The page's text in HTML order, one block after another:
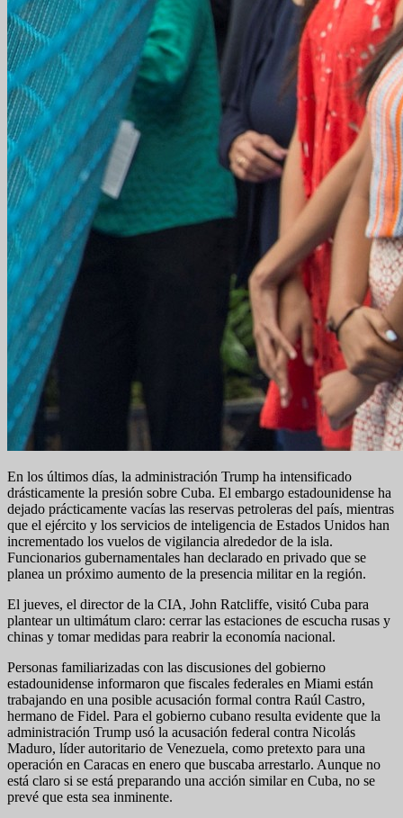
En los últimos días, la administración Trump ha intensificado
drásticamente la presión sobre Cuba. El embargo estadounidense ha
dejado prácticamente vacías las reservas petroleras del país, mientras
que el ejército y los servicios de inteligencia de Estados Unidos han
incrementado los vuelos de vigilancia alrededor de la isla.
Funcionarios gubernamentales han declarado en privado que se
planea un próximo aumento de la presencia militar en la región.
El jueves, el director de la CIA, John Ratcliffe, visitó Cuba para
plantear un ultimátum claro: cerrar las estaciones de escucha rusas y
chinas y tomar medidas para reabrir la economía nacional.
Personas familiarizadas con las discusiones del gobierno
estadounidense informaron que fiscales federales en Miami están
trabajando en una posible acusación formal contra Raúl Castro,
hermano de Fidel. Para el gobierno cubano resulta evidente que la
administración Trump usó la acusación federal contra Nicolás
Maduro, líder autoritario de Venezuela, como pretexto para una
operación en Caracas en enero que buscaba arrestarlo. Aunque no
está claro si se está preparando una acción similar en Cuba, no se
prevé que esta sea inminente.